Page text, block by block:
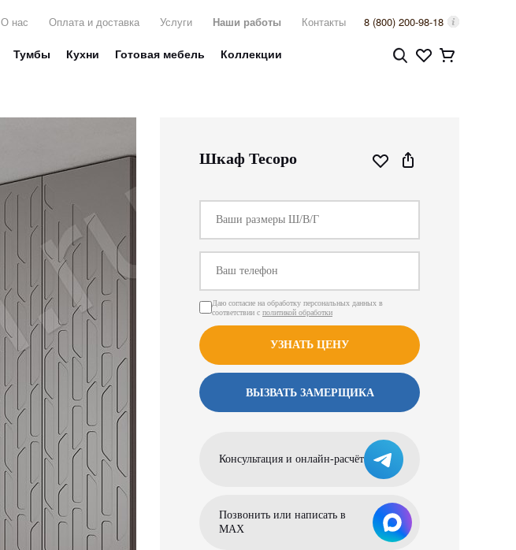
О нас Оплата и доставка Услуги Наши работы Контакты 8 (800) 200-98-18
Тумбы Кухни Готовая мебель Коллекции
Шкаф Тесоро
Даю согласие на обработку персональных данных в
соответствии с политикой обработки
УЗНАТЬ ЦЕНУ
ВЫЗВАТЬ ЗАМЕРЩИКА
Консультация и онлайн-расчёт
Позвонить или написать в
МАХ